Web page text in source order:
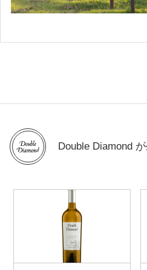
Double Diamond